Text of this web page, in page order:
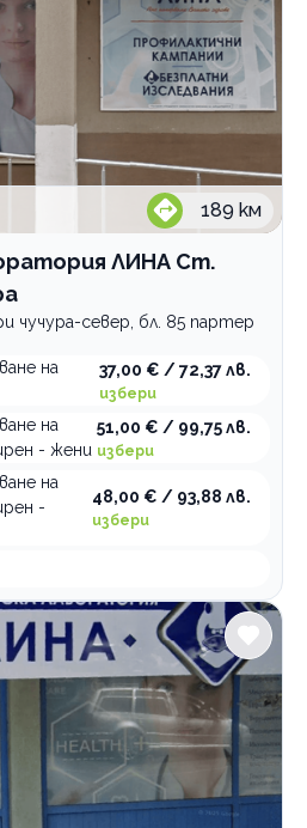
189 км
ЛИНА Ст.
чучура-север, бл. 85 партер
на
37,00 € / 72,37 лв.
избери
на
- жени
51,00 € / 99,75 лв.
избери
на
-
48,00 € / 93,88 лв.
избери
ЛИНА Ст. Загора Княз